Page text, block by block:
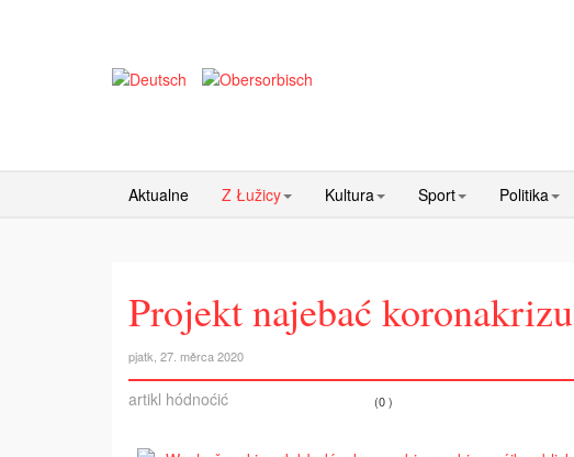
Aktualne Z Łužicy Kultura Sport Politika
Projekt najebać koronakrizu
pjatk, 27. měrca 2020
artikl hódnoćić (0 )